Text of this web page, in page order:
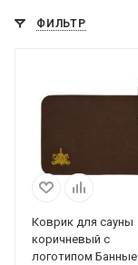
ФИЛЬТР
Коврик для сауны
коричневый с
логотипом Банные